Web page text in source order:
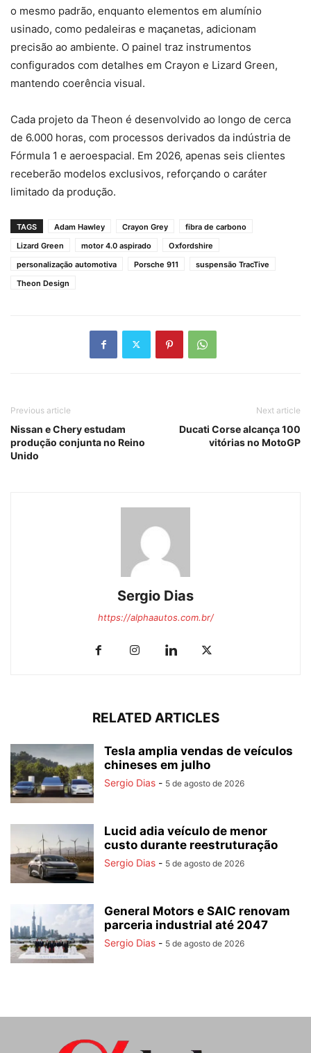
o mesmo padrão, enquanto elementos em alumínio
usinado, como pedaleiras e maçanetas, adicionam
precisão ao ambiente. O painel traz instrumentos
configurados com detalhes em Crayon e Lizard Green,
mantendo coerência visual.
Cada projeto da Theon é desenvolvido ao longo de cerca
de 6.000 horas, com processos derivados da indústria de
Fórmula 1 e aeroespacial. Em 2026, apenas seis clientes
receberão modelos exclusivos, reforçando o caráter
limitado da produção.
TAGS Adam Hawley Crayon Grey
fibra de carbono
Lizard Green
motor 4.0 aspirado
Oxfordshire
personalização automotiva
Porsche 911
suspensão TracTive
Theon Design
Previous article
Nissan e Chery estudam
produção conjunta no Reino
Unido
Next article
Ducati Corse alcança 100
vitórias no MotoGP
Sergio Dias
https://alphaautos.com.br/
RELATED ARTICLES
Tesla amplia vendas de veículos
chineses em julho
Sergio Dias - 5 de agosto de 2026
Lucid adia veículo de menor
custo durante reestruturação
Sergio Dias - 5 de agosto de 2026
General Motors e SAIC renovam
parceria industrial até 2047
Sergio Dias - 5 de agosto de 2026